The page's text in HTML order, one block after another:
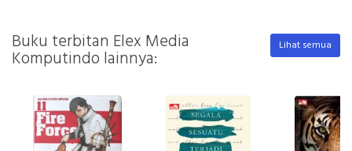
Buku terbitan Elex Media
Komputindo lainnya:
Lihat semua